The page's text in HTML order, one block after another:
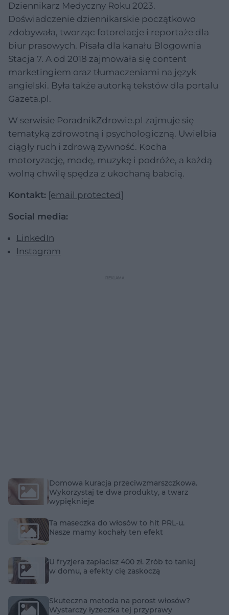
Dziennikarz Medyczny Roku 2023.
Doświadczenie dziennikarskie początkowo
zdobywała, tworząc fotorelacje i reportaże dla
biur prasowych. Pisała dla kanału Blogownia
Stacja 7. A od 2018 zajmowała się content
marketingiem oraz tłumaczeniami na język
angielski. Była także autorką tekstów dla portalu
Gazeta.pl.
W serwisie PoradnikZdrowie.pl zajmuje się
tematyką zdrowotną i psychologiczną. Uwielbia
ciągły ruch i zdrową żywność. Kocha
motoryzację, modę, muzykę i podróże, a każdą
wolną chwilę spędza z ukochaną babcią.
Kontakt: [email protected]
Social media:
LinkedIn
Instagram
Domowa kuracja przeciwzmarszczkowa.
Wykorzystaj te dwa produkty, a twarz
wypięknieje
Ta maseczka do włosów to hit PRL-u.
Nasze mamy kochały ten efekt
U fryzjera zapłacisz 400 zł. Zrób to taniej
w domu, a efekty cię zaskoczą
Skuteczna metoda na porost włosów?
Wystarczy łyżeczka tej przyprawy